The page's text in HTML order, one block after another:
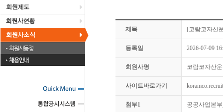
회원사동정
채용안내
제목 [코람코자산
등록일 2026-07-09
회원사명 코람코자산
사이트바로가기
첨부1 공공사업본